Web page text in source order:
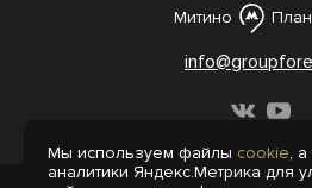
Митино
Мы используем файлы cookie,
аналитики Яндекс.Метрика для